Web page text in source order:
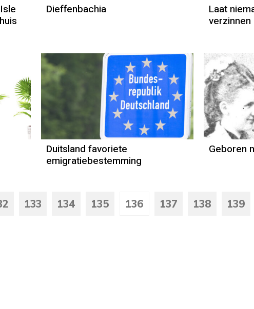
Dieffenbachia
Laat
verzinnen
Duitsland favoriete
emigratiebestemming
Geboren
133 134 135 136 137 138 139